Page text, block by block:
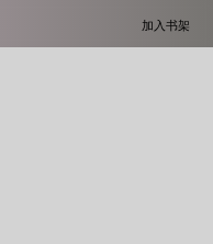
加入书架